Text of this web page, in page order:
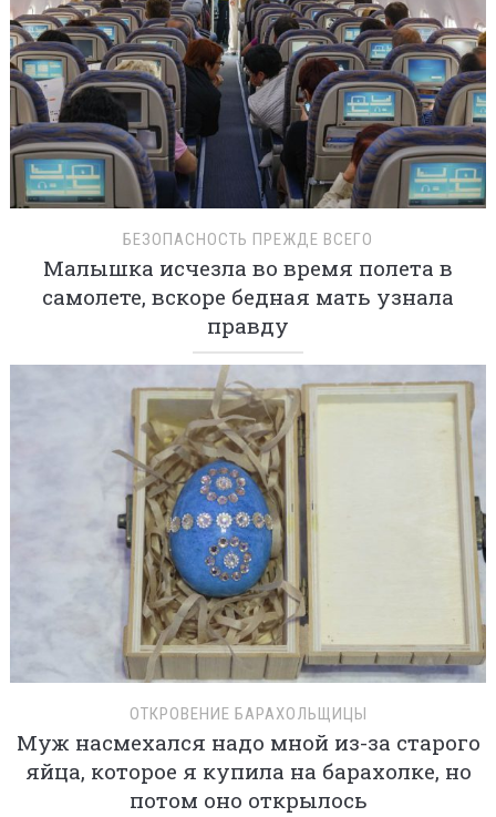
БЕЗОПАСНОСТЬ ПРЕЖДЕ ВСЕГО
Малышка исчезла во время полета в
самолете, вскоре бедная мать узнала
правду
ОТКРОВЕНИЕ БАРАХОЛЬЩИЦЫ
Муж насмехался надо мной из-за старого
яйца, которое я купила на барахолке, но
потом оно открылось